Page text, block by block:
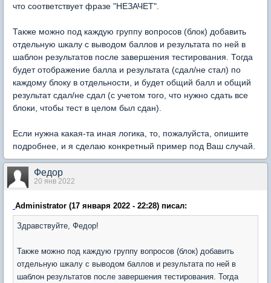
что соответствует фразе "НЕЗАЧЕТ".
Также можно под каждую группу вопросов (блок) добавить
отдельную шкалу с выводом баллов и результата по ней в
шаблон результатов после завершения тестирования. Тогда
будет отображение балла и результата (сдал/не стал) по
каждому блоку в отдельности, и будет общий балл и общий
результат сдал/не сдал (с учетом того, что нужно сдать все
блоки, чтобы тест в целом был сдан).
Если нужна какая-та иная логика, то, пожалуйста, опишите
подробнее, и я сделаю конкретный пример под Ваш случай.
Федор
20 янв 2022
Administrator (17 января 2022 - 22:28) писал:
Здравствуйте, Федор!
Также можно под каждую группу вопросов (блок) добавить
отдельную шкалу с выводом баллов и результата по ней в
шаблон результатов после завершения тестирования. Тогда